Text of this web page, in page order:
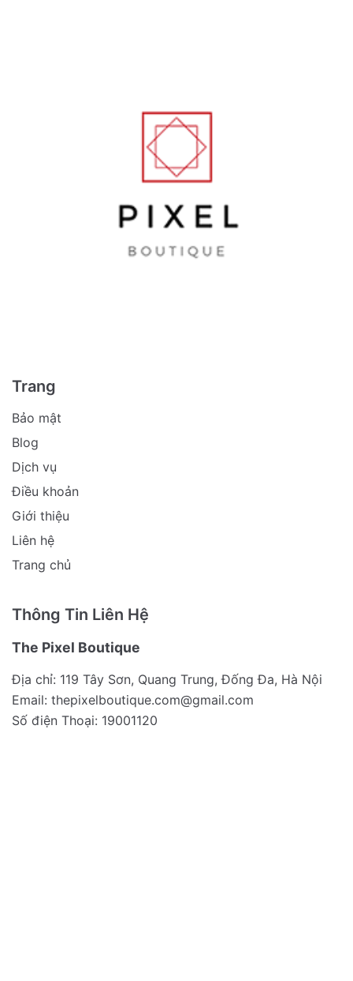
Trang
Bảo mật
Blog
Dịch vụ
Điều khoản
Giới thiệu
Liên hệ
Trang chủ
Thông Tin Liên Hệ
The Pixel Boutique
Địa chỉ: 119 Tây Sơn, Quang Trung, Đống Đa, Hà Nội
Email: thepixelboutique.com@gmail.com
Số điện Thoại: 19001120